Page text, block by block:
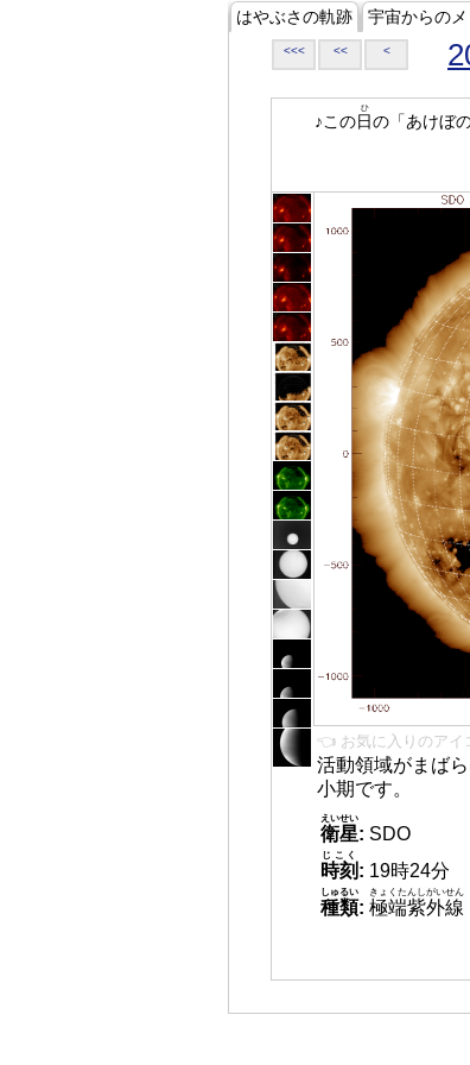
はやぶさの軌跡 宇宙からの
<<< << <
♪この日
ひ
の「あけぼの
👈 お気に入りのアイ
活動領域がまば
小期です。
衛星
えいせい
: SDO
時刻
じこく
: 19時24分
種類
しゅるい
: 極端紫外線
きょくたんしがいせん